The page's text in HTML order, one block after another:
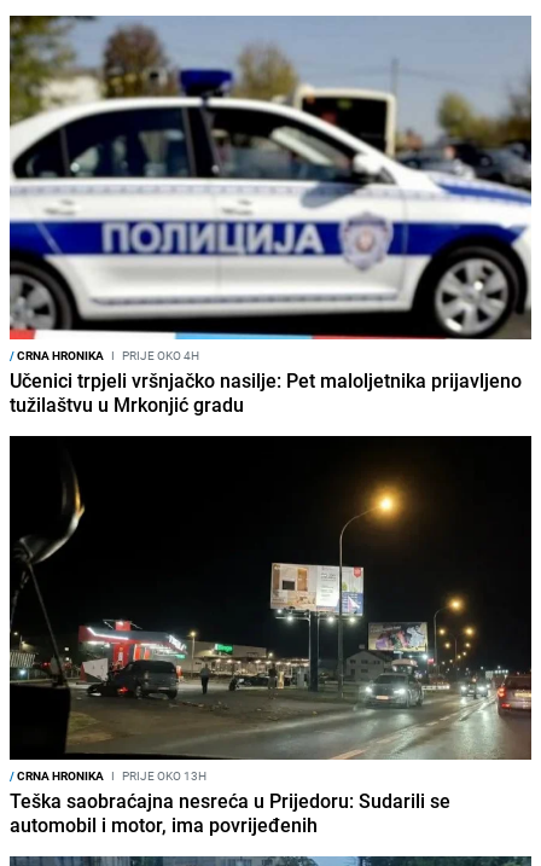
/CRNA HRONIKA I PRIJE OKO 4H
Učenici trpjeli vršnjačko nasilje: Pet maloljetnika prijavljeno
tužilaštvu u Mrkonjić gradu
/CRNA HRONIKA I PRIJE OKO 13H
Teška saobraćajna nesreća u Prijedoru: Sudarili se
automobil i motor, ima povrijeđenih